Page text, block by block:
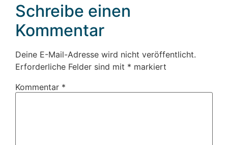
Schreibe einen
Kommentar
Deine E-Mail-Adresse wird nicht veröffentlicht.
Erforderliche Felder sind mit * markiert
Kommentar *